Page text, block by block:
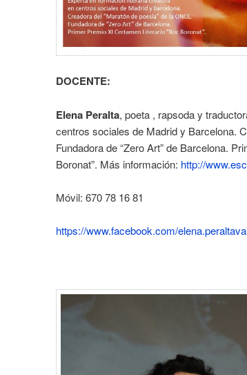
DOCENTE:
Elena Peralta, poeta , rapsoda y
centros sociales de Madrid y Barcelona.
Fundadora de “Zero Art” de Barcelona.
Boronat”. Más información: http://
Móvil: 670 78 16 81
https://www.facebook.com/